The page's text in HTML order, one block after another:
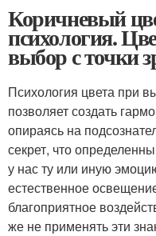
Коричневый
психология.
выбор с точки
Психология цвета при
позволяет создать
опираясь на
секрет, что
у нас ту или иную
естественное
благоприятное
же не применять эти